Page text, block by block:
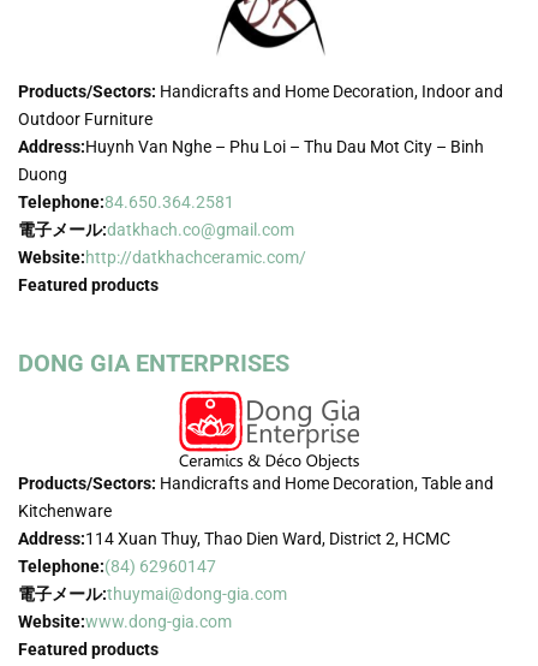
Products/Sectors: Handicrafts and Home Decoration, Indoor and
Outdoor Furniture
Address:Huynh Van Nghe – Phu Loi – Thu Dau Mot City – Binh
Duong
Telephone:84.650.364.2581
電子メール:datkhach.co@gmail.com
Website:http://datkhachceramic.com/
Featured products
DONG GIA ENTERPRISES
Products/Sectors: Handicrafts and Home Decoration, Table and
Kitchenware
Address:114 Xuan Thuy, Thao Dien Ward, District 2, HCMC
Telephone:(84) 62960147
電子メール:thuymai@dong-gia.com
Website:www.dong-gia.com
Featured products